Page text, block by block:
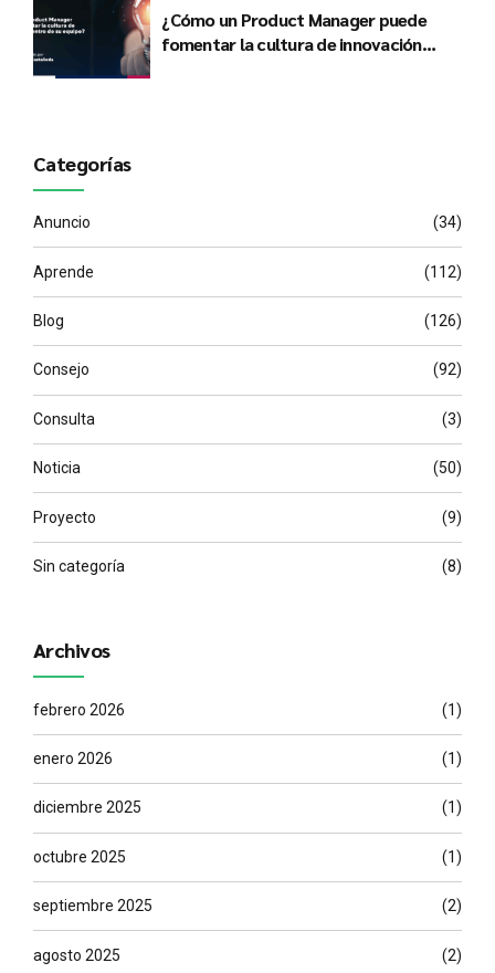
¿Cómo un Product Manager puede
fomentar la cultura de innovación
Categorías
Anuncio (34)
Aprende (112)
Blog (126)
Consejo (92)
Consulta (3)
Noticia (50)
Proyecto (9)
Sin categoría (8)
Archivos
febrero 2026 (1)
enero 2026 (1)
diciembre 2025 (1)
octubre 2025 (1)
septiembre 2025 (2)
agosto 2025 (2)